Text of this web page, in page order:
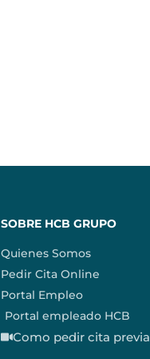
SOBRE HCB GRUPO
Quienes Somos
Pedir Cita Online
Portal Empleo
Portal empleado HCB
Como pedir cita previa